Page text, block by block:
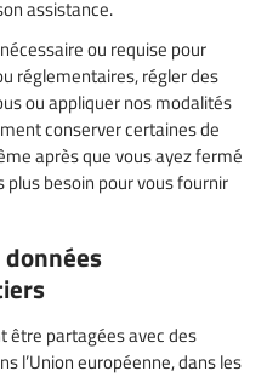
assistance.
ou requise pour
réglementaires, régler des
ou appliquer nos modalités
conserver certaines de
après que vous ayez fermé
besoin pour vous fournir
être partagées avec des
l’Union européenne, dans les